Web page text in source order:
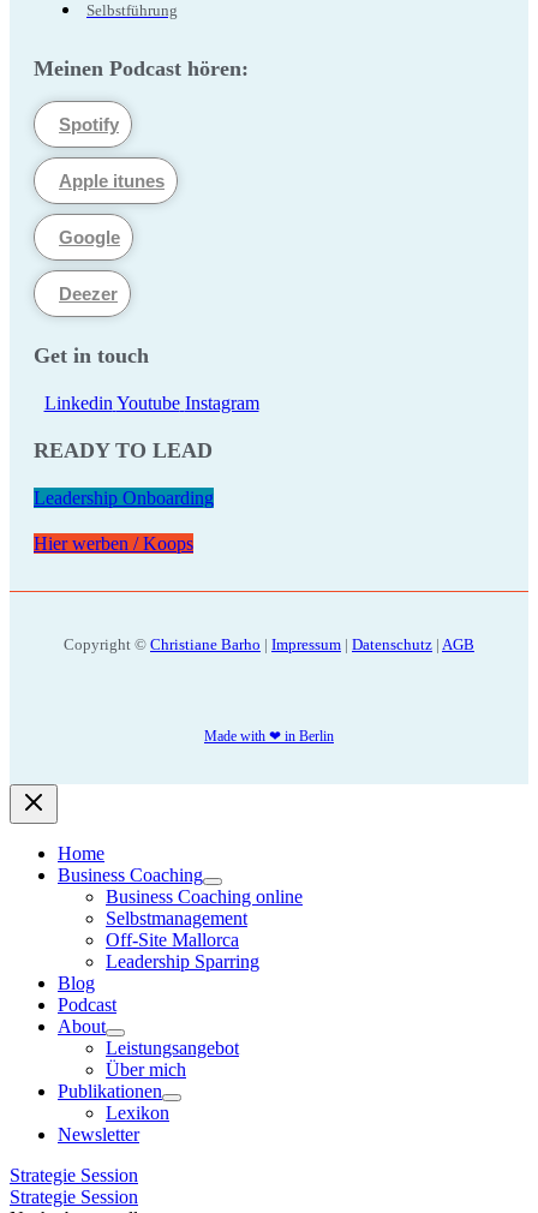
Selbstführung
Meinen Podcast hören:
Spotify
Apple itunes
Google
Deezer
Get in touch
Linkedin Youtube Instagram
READY TO LEAD
Leadership Onboarding
Hier werben / Koops
Copyright © Christiane Barho | Impressum | Datenschutz | AGB
Made with ❤ in Berlin
Home
Business Coaching
Business Coaching online
Selbstmanagement
Off-Site Mallorca
Leadership Sparring
Blog
Podcast
About
Leistungsangebot
Über mich
Publikationen
Lexikon
Newsletter
Strategie Session
Strategie Session